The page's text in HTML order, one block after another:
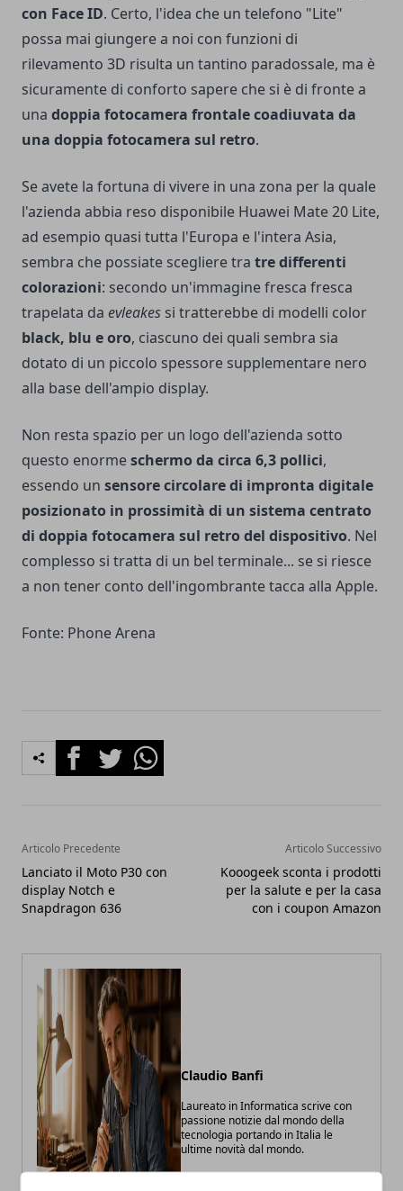
con Face ID. Certo, l'idea che un telefono "Lite"
possa mai giungere a noi con funzioni di
rilevamento 3D risulta un tantino paradossale, ma è
sicuramente di conforto sapere che si è di fronte a
una doppia fotocamera frontale coadiuvata da
una doppia fotocamera sul retro.
Se avete la fortuna di vivere in una zona per la quale
l'azienda abbia reso disponibile Huawei Mate 20 Lite,
ad esempio quasi tutta l'Europa e l'intera Asia,
sembra che possiate scegliere tra tre differenti
colorazioni: secondo un'immagine fresca fresca
trapelata da evleakes si tratterebbe di modelli color
black, blu e oro, ciascuno dei quali sembra sia
dotato di un piccolo spessore supplementare nero
alla base dell'ampio display.
Non resta spazio per un logo dell'azienda sotto
questo enormeschermo da circa 6,3 pollici,
essendo un sensore circolare di impronta digitale
posizionato in prossimità di un sistema centrato
di doppia fotocamera sul retro del dispositivo. Nel
complesso si tratta di un bel terminale... se si riesce
a non tener conto dell'ingombrante tacca alla Apple.
Fonte: Phone Arena
FacebookTwitterWhatsapp
Articolo Precedente
Lanciato il Moto P30 con
display Notch e
Snapdragon 636
Articolo Successivo
Kooogeek sconta i prodotti
per la salute e per la casa
con i coupon Amazon
Claudio Banfi
Laureato in Informatica scrive con
passione notizie dal mondo della
tecnologia portando in Italia le
ultime novità dal mondo.